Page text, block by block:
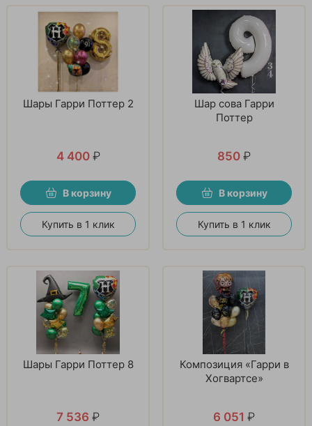
Шары Гарри Поттер 2
4 400 ₽
В корзину
Купить в 1 клик
Шар сова Гарри
Поттер
850 ₽
В корзину
Купить в 1 клик
Шары Гарри Поттер 8
7 536 ₽
Композиция «Гарри в
Хогвартсе»
6 051 ₽